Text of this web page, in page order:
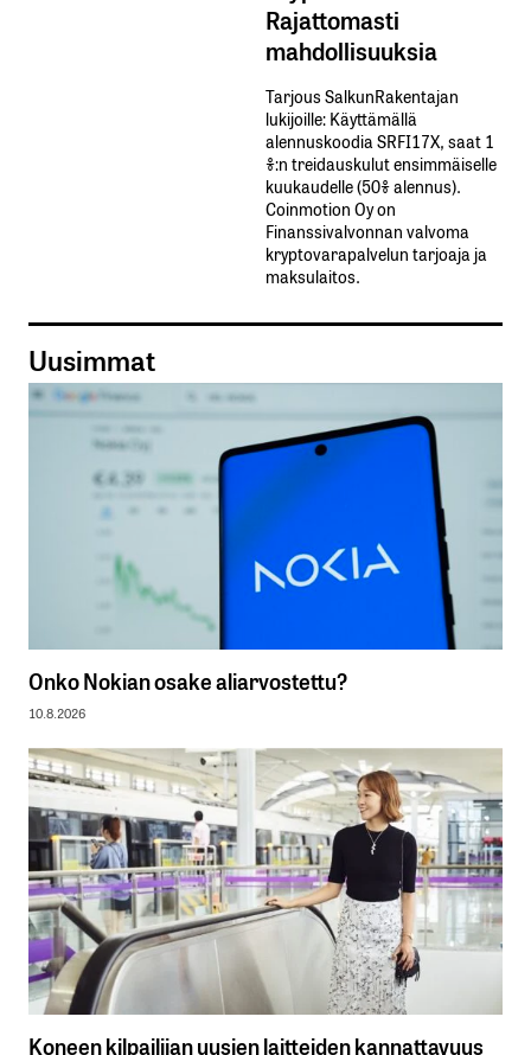
Rajattomasti
mahdollisuuksia
Tarjous SalkunRakentajan
lukijoille: Käyttämällä​ ​
alennuskoodia​ ​SRFI17X,​ ​saat​ ​1
%:n treidauskulut​ ​ensimmäiselle​ ​
kuukaudelle​ ​(50%​ ​alennus).
Coinmotion Oy on
Finanssivalvonnan valvoma
kryptovarapalvelun tarjoaja ja
maksulaitos.
Uusimmat
Onko Nokian osake aliarvostettu?
10.8.2026
Koneen kilpailijan uusien laitteiden kannattavuus